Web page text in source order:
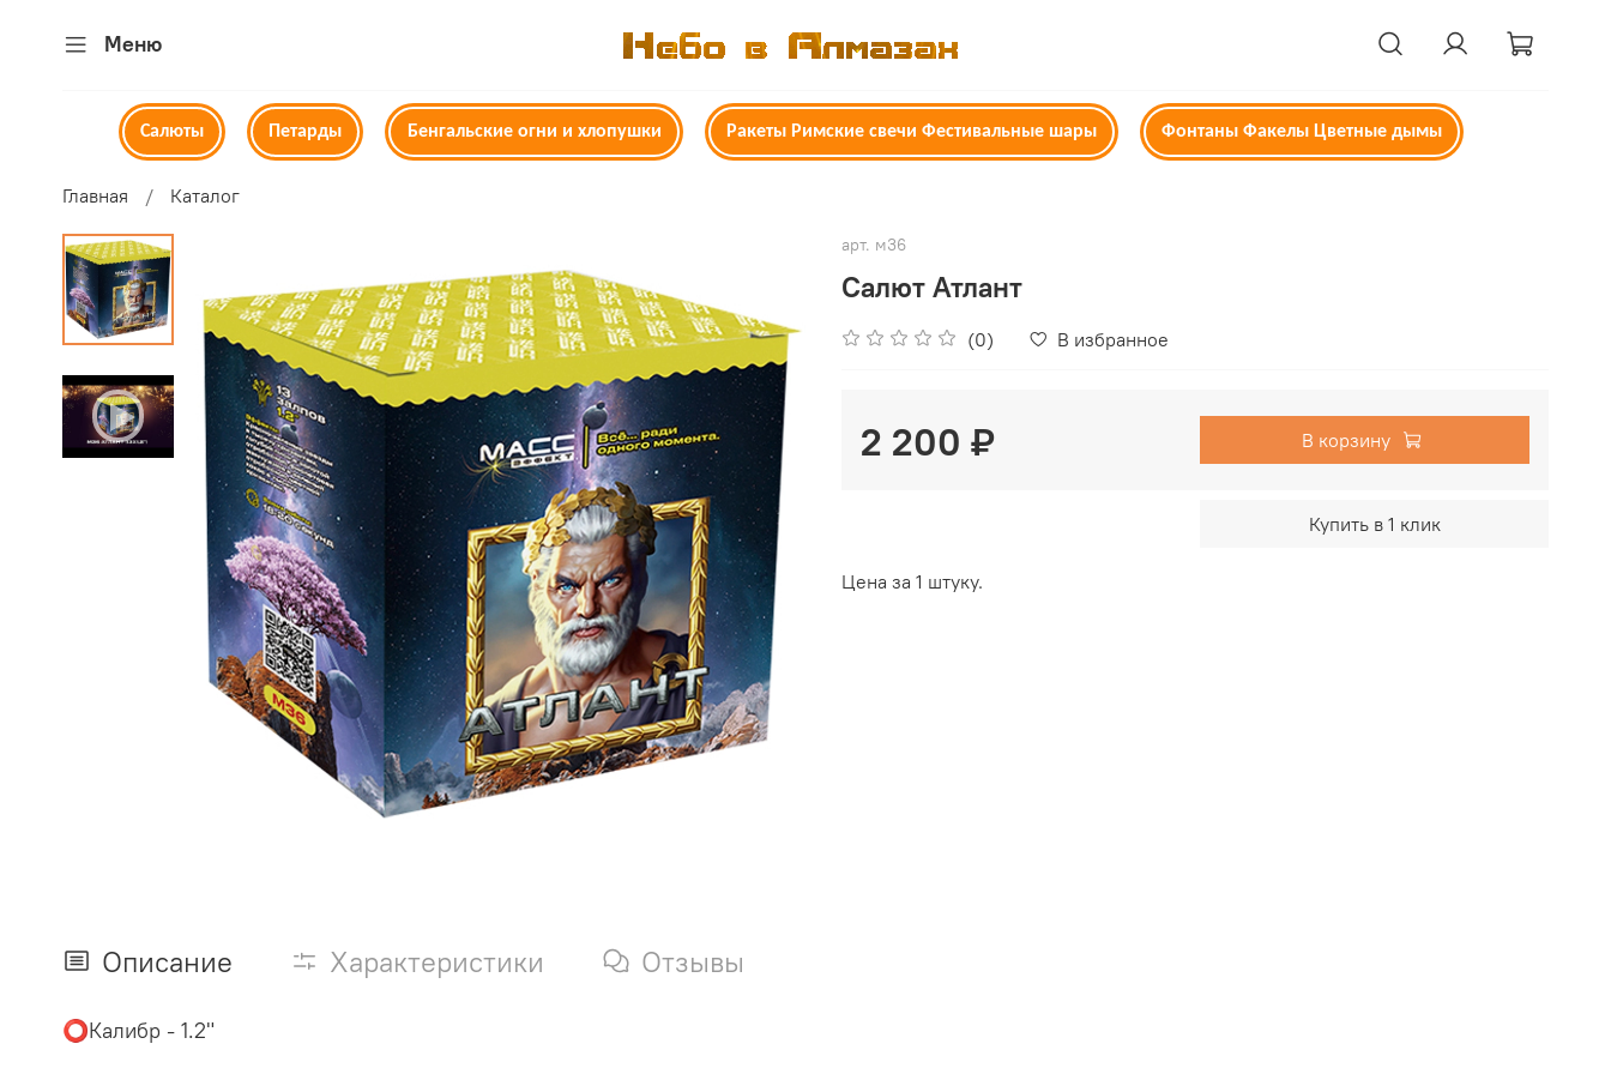
Меню
Салюты Петарды Бенгальские огни и хлопушки Ракеты Римские свечи Фестивальные шары Фонтаны Факелы Цветные дымы
Главная Каталог
арт. м36
Салют Атлант
(0) В избранное
2 200 ₽ В корзину
Купить в 1 клик
Цена за 1 штуку.
Описание Характеристики Отзывы
⭕️Калибр - 1.2"